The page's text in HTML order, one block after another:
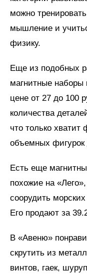
можно
мышление и
физику.
Еще из подобных
магнитные наборы
цене от 27 до 100
количества
что только хватит
объемных
Есть еще
похожие на
соорудить
Его продают за
В «Авеню»
скрутить из
винтов, гаек,